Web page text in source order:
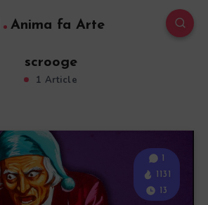
Anima fa Arte
scrooge
1 Article
1
1131
13